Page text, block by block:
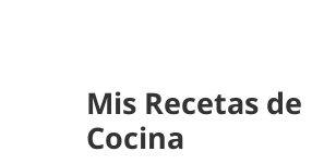
Mis Recetas de
Cocina